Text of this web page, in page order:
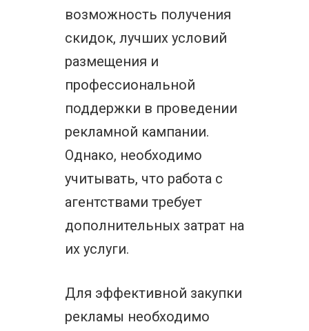
возможность получения
скидок, лучших условий
размещения и
профессиональной
поддержки в проведении
рекламной кампании.
Однако, необходимо
учитывать, что работа с
агентствами требует
дополнительных затрат на
их услуги.
Для эффективной закупки
рекламы необходимо